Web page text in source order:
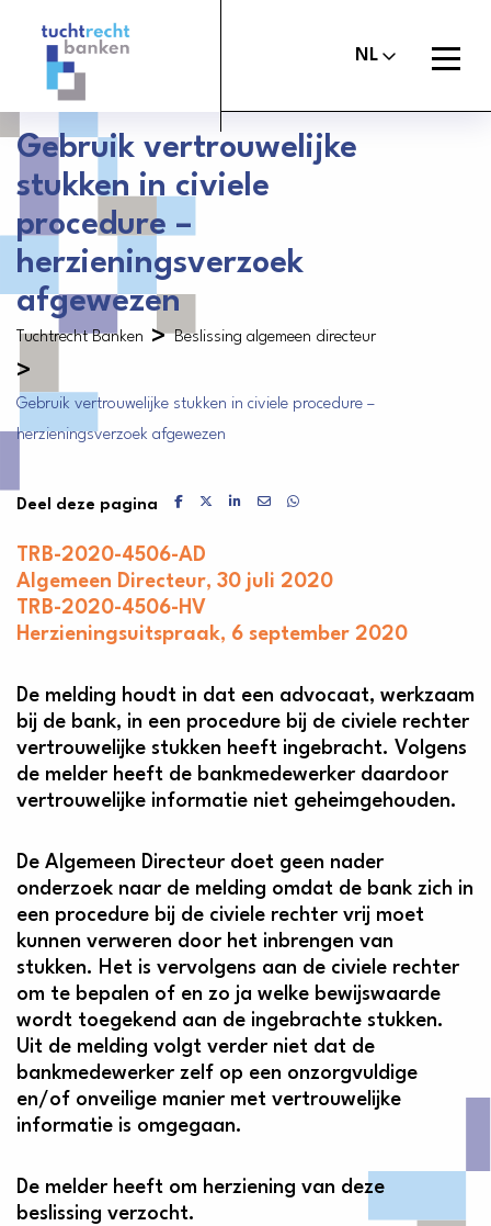
logo
Maak melding
Uitspraken
Over het tuchtrecht
Organisatie
Nieuws
Contact
Tuchtcommissie banken
Commissie van Beroep Banken
NL
Open
menu
Gebruik vertrouwelijke
stukken in civiele
procedure –
herzieningsverzoek
afgewezen
Tuchtrecht Banken >Beslissing algemeen directeur
>
Gebruik vertrouwelijke stukken in civiele procedure –
herzieningsverzoek afgewezen
Deel deze pagina Delen via Facebook
Delen via X
Delen via LinkedIn
Delen via Mail
Delen via WhatsApp
TRB-2020-4506-AD
Algemeen Directeur, 30 juli 2020
TRB-2020-4506-HV
Herzieningsuitspraak, 6 september 2020
De melding houdt in dat een advocaat, werkzaam
bij de bank, in een procedure bij de civiele rechter
vertrouwelijke stukken heeft ingebracht. Volgens
de melder heeft de bankmedewerker daardoor
vertrouwelijke informatie niet geheimgehouden.
De Algemeen Directeur doet geen nader
onderzoek naar de melding omdat de bank zich in
een procedure bij de civiele rechter vrij moet
kunnen verweren door het inbrengen van
stukken. Het is vervolgens aan de civiele rechter
om te bepalen of en zo ja welke bewijswaarde
wordt toegekend aan de ingebrachte stukken.
Uit de melding volgt verder niet dat de
bankmedewerker zelf op een onzorgvuldige
en/of onveilige manier met vertrouwelijke
informatie is omgegaan.
De melder heeft om herziening van deze
beslissing verzocht.